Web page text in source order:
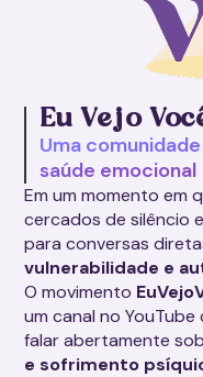
Eu Vejo
Uma
saúde emocional
O movimento
um canal no
falar abertamente
e sofrimento
Em um momento em
cercados de silêncio
para conversas
vulnerabilidade e